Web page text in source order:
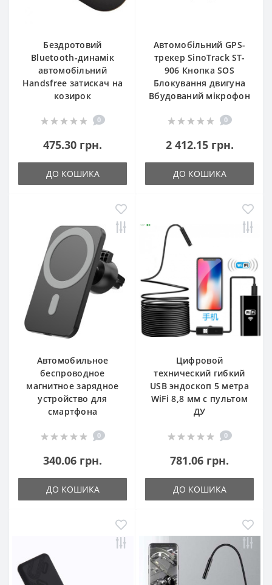
Бездротовий
Bluetooth-динамік
автомобільний
Handsfree затискач на
козирок
0
475.30 грн.
ДО КОШИКА
Автомобільний GPS-
трекер SinoTrack ST-
906 Кнопка SOS
Блокування двигуна
Вбудований мікрофон
0
2 412.15 грн.
ДО КОШИКА
Автомобильное
беспроводное
магнитное зарядное
устройство для
смартфона
0
340.06 грн.
ДО КОШИКА
Цифровой
технический гибкий
USB эндоскоп 5 метра
WiFi 8,8 мм с пультом
ДУ
0
781.06 грн.
ДО КОШИКА